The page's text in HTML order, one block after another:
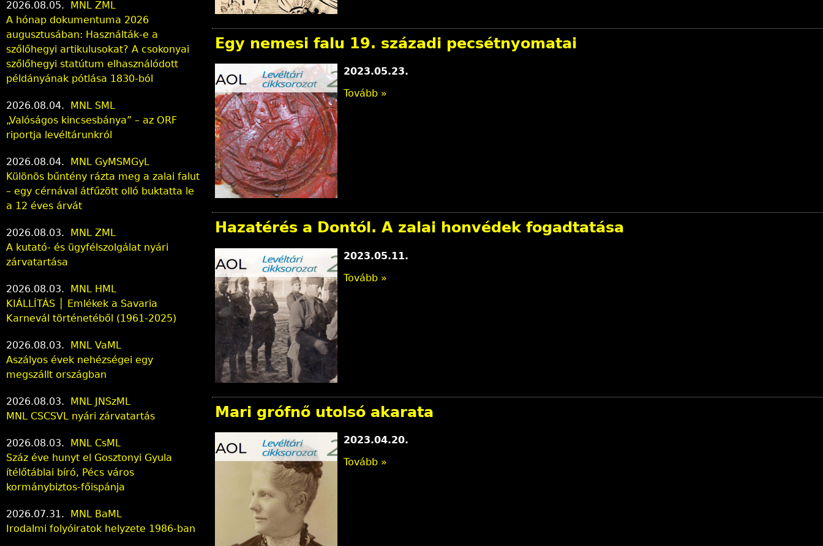
Egy nemesi falu 19. századi pecsétnyomatai
2023.05.23.
Tovább »
Hazatérés a Dontól. A zalai honvédek fogadtatása
2023.05.11.
Tovább »
Mari grófnő utolsó akarata
2023.04.20.
Tovább »
2026.08.05.
MNL ZML
A hónap dokumentuma 2026
augusztusában: Használták-e a
szőlőhegyi artikulusokat? A csokonyai
szőlőhegyi statútum elhasználódott
példányának pótlása 1830-ból
2026.08.04.
MNL SML
„Valóságos kincsesbánya” – az ORF
riportja levéltárunkról
2026.08.04.
MNL GyMSMGyL
Különös bűntény rázta meg a zalai falut
– egy cérnával átfűzött olló buktatta le
a 12 éves árvát
2026.08.03.
MNL ZML
A kutató- és ügyfélszolgálat nyári
zárvatartása
2026.08.03.
MNL HML
KIÁLLÍTÁS │ Emlékek a Savaria
Karnevál történetéből (1961-2025)
2026.08.03.
MNL VaML
Aszályos évek nehézségei egy
megszállt országban
2026.08.03.
MNL JNSzML
MNL CSCSVL nyári zárvatartás
2026.08.03.
MNL CsML
Száz éve hunyt el Gosztonyi Gyula
ítélőtáblai bíró, Pécs város
kormánybiztos-főispánja
2026.07.31.
MNL BaML
Irodalmi folyóiratok helyzete 1986-ban